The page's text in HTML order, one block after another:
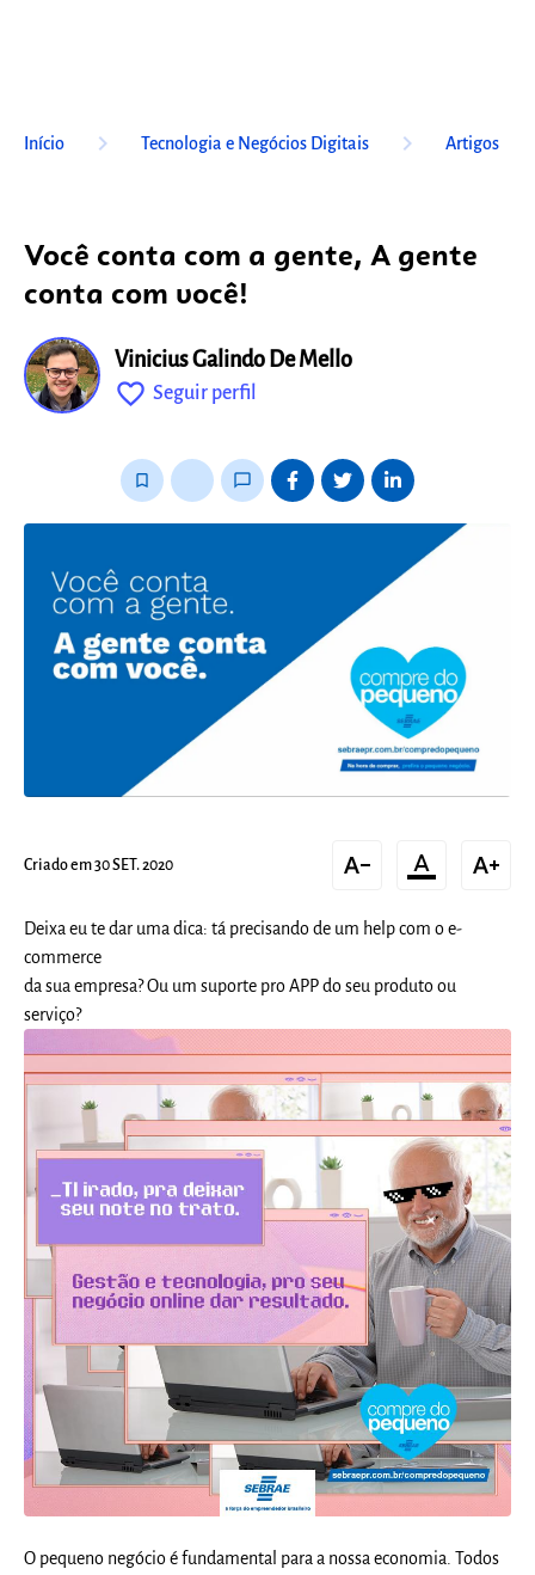
Início keyboard_arrow_right Tecnologia e Negócios Digitais keyboard_arrow_right Artigos
Você conta com a gente, A gente
conta com você!
Vinicius Galindo De Mello
favorite_outline Seguir perfil
bookmark_border chat_bubble_outline
Criado em 30 SET. 2020 text_decrease format_color_text text_increase
Deixa eu te dar uma dica: tá precisando de um help com o e-
commerce
da sua empresa? Ou um suporte pro APP do seu produto ou
serviço?
O pequeno negócio é fundamental para a nossa economia. Todos